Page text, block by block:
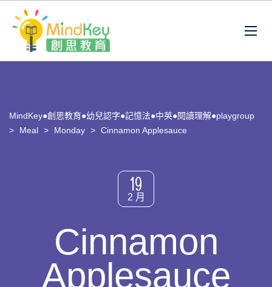
MindKey●創思教育●幼兒認字●記憶法●中英●閱讀理解●playgroup
>
Meal > Monday > Cinnamon Applesauce
19
2 月
Cinnamon
Applesauce